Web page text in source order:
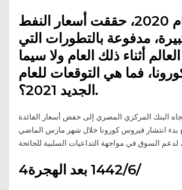
خلال عام 2020، حققت أسعار النفط
مدفوعة بالتطورات التي
أثناء ذلك العام ولا سيما
فما هي التوقعات للعام
الجديد 2021؟.
شهد اتجاه البنك المركزي المصري إلى خفض أسعار الفائدة
انتشار فيروس كورونا خلال شهر مارس الماضي
4‏‏/6‏‏/1442 بعد الهجرة